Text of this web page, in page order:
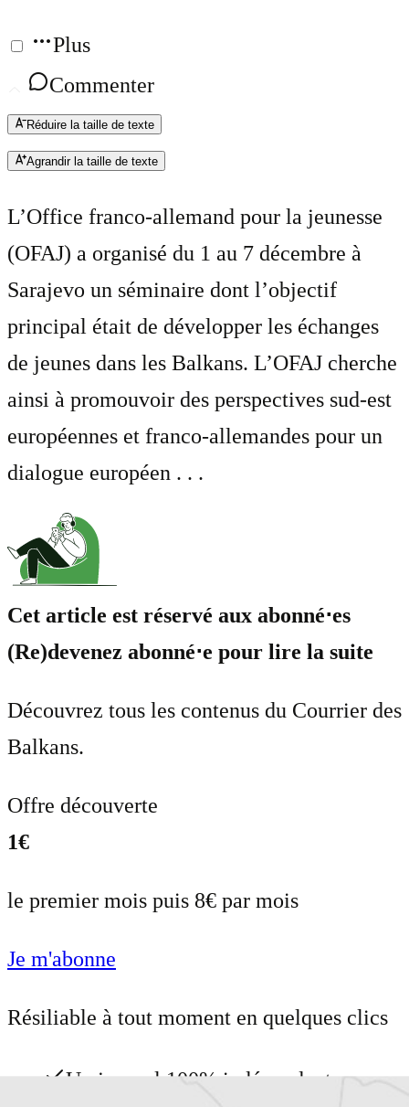
Plus
Commenter
Réduire la taille de texte
Agrandir la taille de texte
L’Office franco-allemand pour la jeunesse
(OFAJ) a organisé du 1 au 7 décembre à
Sarajevo un séminaire dont l’objectif
principal était de développer les échanges
de jeunes dans les Balkans. L’OFAJ cherche
ainsi à promouvoir des perspectives sud-est
européennes et franco-allemandes pour un
dialogue européen . . .
Cet article est réservé aux abonné⋅es
(Re)devenez abonné⋅e pour lire la suite
Découvrez tous les contenus du Courrier des
Balkans.
Offre découverte
1€
le premier mois puis 8€ par mois
Je m'abonne
Résiliable à tout moment en quelques clics
Un journal 100% indépendant